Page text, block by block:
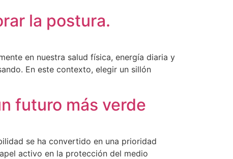
la postura.
en nuestra salud física, energía diaria y
En este contexto, elegir un sillón
futuro más verde
se ha convertido en una prioridad
activo en la protección del medio